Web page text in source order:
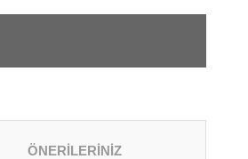
ÖNERİLERİNİZ